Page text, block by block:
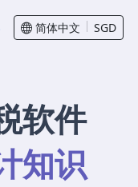
简体中文 SGD
软件
知识